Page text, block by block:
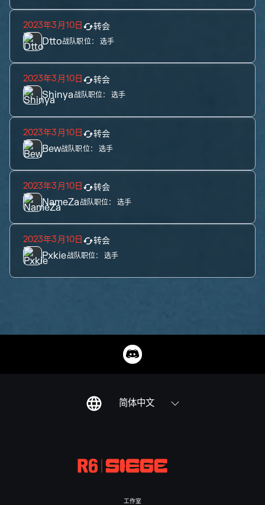
2023年3月10日 转会
Dtto战队职位： 选手
2023年3月10日 转会
Shinya战队职位： 选手
2023年3月10日 转会
Bew战队职位： 选手
2023年3月10日 转会
NameZa战队职位： 选手
2023年3月10日 转会
Pxkie战队职位： 选手
简体中文
工作室